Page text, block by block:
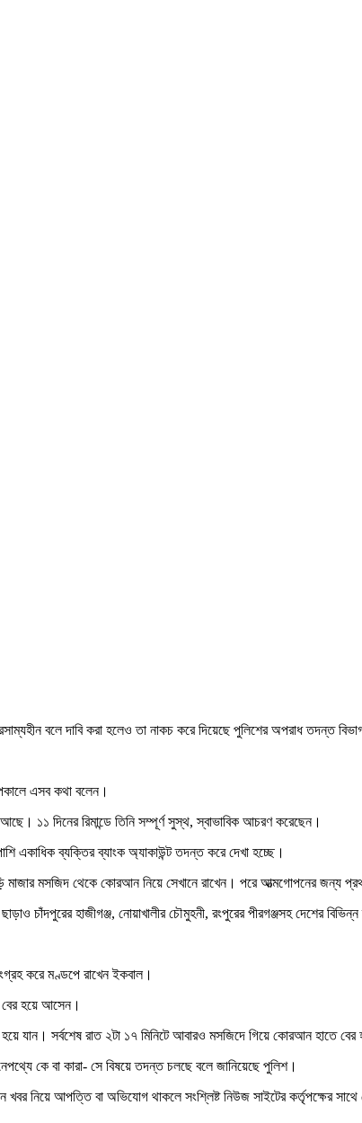
বলে দাবি করা হলেও তা নাকচ করে দিয়েছে পুলিশের অপরাধ তদন্ত
এসব কথা বলেন।
১১ দিনের রিমান্ডে তিনি সম্পূর্ণ সুস্থ, স্বাভাবিক আচরণ করেছেন।
একাধিক ব্যক্তির ব্যাংক অ্যাকাউন্ট তদন্ত করে দেখা হচ্ছে।
মসজিদ থেকে কোরআন নিয়ে সেখানে রাখেন। পরে আত্মগোপনের জন্য
হাজীগঞ্জ, নোয়াখালীর চৌমুহনী, রংপুরের পীরগঞ্জসহ দেশের
করে মণ্ডপে রাখেন ইকবাল।
বের হয়ে আসেন।
যান। সর্বশেষ রাত ২টা ১৭ মিনিটে আবারও মসজিদে গিয়ে কোরআন হাতে বের
কে বা কারা- সে বিষয়ে তদন্ত চলছে বলে জানিয়েছে পুলিশ।
নিয়ে আপত্তি বা অভিযোগ থাকলে সংশ্লিষ্ট নিউজ সাইটের কর্তৃপক্ষের